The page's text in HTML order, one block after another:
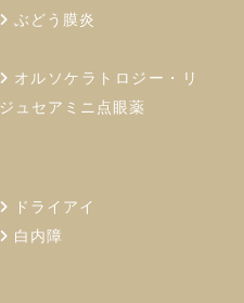
ぶどう膜炎
オルソケラトロジー・リ
ジュセアミニ点眼薬
ドライアイ
白内障